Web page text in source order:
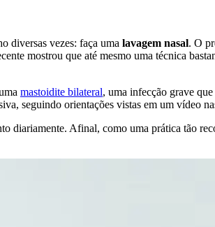
diversas vezes: faça uma lavagem nasal. O
mostrou que até mesmo uma técnica
mastoidite bilateral, uma infecção grave
seguindo orientações vistas em um vídeo
diariamente. Afinal, como uma prática tão